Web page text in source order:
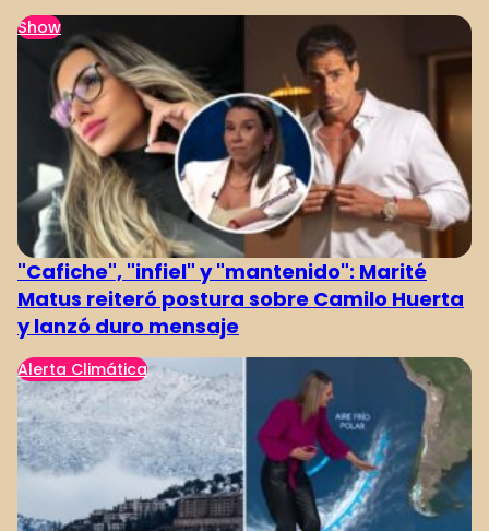
Show
"Cafiche", "infiel" y "mantenido": Marité
Matus reiteró postura sobre Camilo Huerta
y lanzó duro mensaje
Alerta Climática